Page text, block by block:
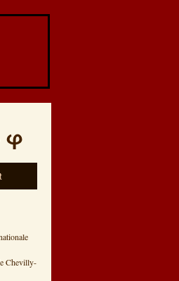
φ
Chevilly-